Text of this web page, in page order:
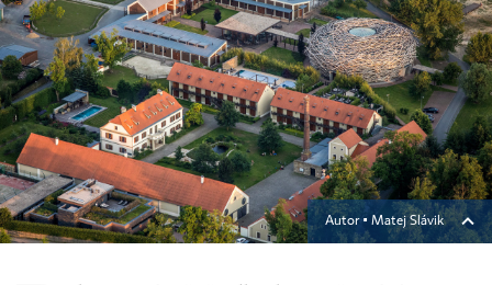
Autor ▪ Matej Slávik